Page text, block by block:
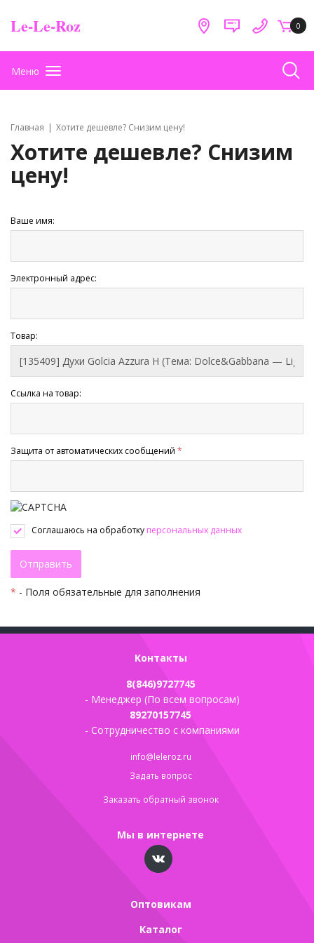
Le-Le-Roz 0
Меню
Главная Хотите дешевле? Снизим цену!
Хотите дешевле? Снизим
цену!
Ваше имя:
Электронный адрес:
Товар:
Ссылка на товар:
Защита от автоматических сообщений *
Соглашаюсь на обработку персональных данных
* - Поля обязательные для заполнения
Контакты
8(846)9727745
- Менеджер (По всем вопросам)
89270157745
- Сотрудничество с компаниями
info@leleroz.ru
Задать вопрос
Заказать обратный звонок
Мы в интернете
Оптовикам
Каталог